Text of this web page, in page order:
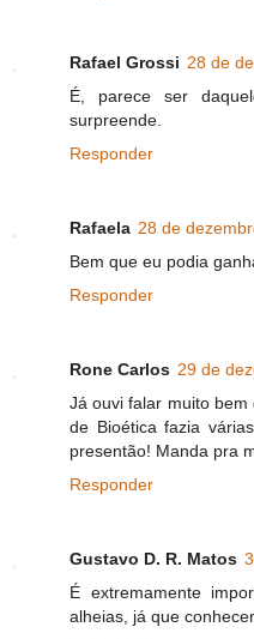
Rafael Grossi 28 de
É, parece ser
surpreende.
Responder
Rafaela 28 de
Bem que eu podia
Responder
Rone Carlos 29 de
Já ouvi falar muito
de Bioética fazia
presentão! Manda pra
Responder
Gustavo D. R. Matos
É extremamente
alheias, já que